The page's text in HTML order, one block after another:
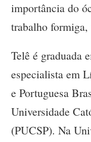
importância do
trabalho formiga,
Telê é graduada
especialista em
e Portuguesa
Universidade
(PUCSP). Na